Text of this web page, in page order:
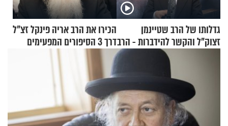
גדלותו של הרב שטיינמן
זצוק"ל והקשר להידברות - הרב
הכירו את הרב אריה פינקל זצ"ל
דרך 3 הסיפורים המפעימים
האלה